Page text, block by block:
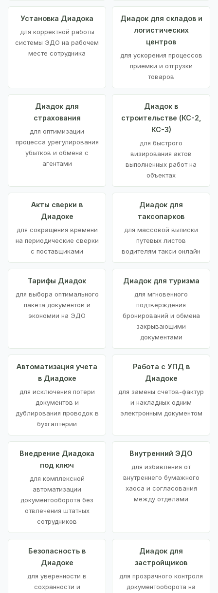
Установка Диадока
для корректной работы
системы ЭДО на рабочем
месте сотрудника
Диадок для складов и
логистических
центров
для ускорения процессов
приемки и отгрузки
товаров
Диадок для
страхования
для оптимизации
процесса урегулирования
убытков и обмена с
агентами
Диадок в
строительстве (КС-2,
КС-3)
для быстрого
визирования актов
выполненных работ на
объектах
Акты сверки в
Диадоке
для сокращения времени
на периодические сверки
с поставщиками
Диадок для
таксопарков
для массовой выписки
путевых листов
водителям такси онлайн
Тарифы Диадок
для выбора оптимального
пакета документов и
экономии на ЭДО
Диадок для туризма
для мгновенного
подтверждения
бронирований и обмена
закрывающими
документами
Автоматизация учета
в Диадоке
для исключения потери
документов и
дублирования проводок в
бухгалтерии
Работа с УПД в
Диадоке
для замены счетов-фактур
и накладных одним
электронным документом
Внедрение Диадока
под ключ
для комплексной
автоматизации
документооборота без
отвлечения штатных
сотрудников
Внутренний ЭДО
для избавления от
внутреннего бумажного
хаоса и согласования
между отделами
Безопасность в
Диадоке
для уверенности в
сохранности и
Диадок для
застройщиков
для прозрачного контроля
документооборота на